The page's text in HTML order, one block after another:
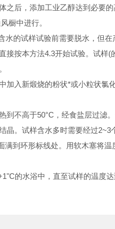
之后，添加工业乙醇达到必要的
橱中进行。
水的试样试验前需要脱水，但
接按本方法4.3开始试验。试样
加入新煅烧的粉状*或小粒状氯
到不高于50°C，经食盐层过滤
。试样含水多时需要经过2~3
满到环形标线处。用软木塞将
的水浴中，直至试样的温度达